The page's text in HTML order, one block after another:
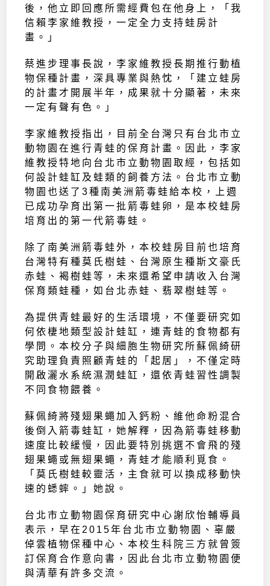
後，他立即回應所需經費包在他身上，「我
信賴李家維教授，一定全力支持蛙房計
畫。」
蔡進步理事長說，李家維教授長期推行動植
物保種計畫，深具專業與熱忱，「建立蛙房
的計畫才開展半年，成果就十分顯著，未來
一定有聲有色。」
李家維教授指出，目前全台灣只有台北市立
動物園在進行青蛙的保育計畫。因此，李家
維教授特地向台北市立動物園取經，包括如
何設計蛙缸及蛙類的飼養方法。台北市立動
物園也送了3種南美洲箭毒蛙給本校，上週
已成功孕育出第一批箭毒蛙卵，是本校蛙房
培育出的第一代箭毒蛙。
除了南美洲箭毒蛙外，本校蛙房目前也培育
台灣特有種莫氏樹蛙、台灣原生種斯文豪氏
赤蛙、褐樹蛙等，未來還希望申請收入台灣
保育類蛙種，如台北赤蛙、翡翠樹蛙等。
為提供青蛙最好的生活環境，不僅要研究如
何依棲地類型設計蛙缸，連青蛙的食物都有
學問。本校分子與細胞生物研究所蘇佩綺研
究助理負責照顧青蛙的「起居」，不僅定時
開啟灑水系統濕潤蛙缸，還依青蛙習性調製
不同食物餵養。
蘇佩綺將殘翅果蠅加入鈣粉、維他命粉混合
後倒入箭毒蛙缸，她解釋，因為箭毒蛙移動
速度比較緩慢，因此要特別挑選不會飛的殘
翅果蠅或無翅果蠅，青蛙才能順利覓食。
「莫氏樹蛙較靈活，主食就可以換成移動快
速的蟋蟀。」她說。
台北市立動物園保育研究中心謝欣怡輔導員
表示，早在2015年台北市立動物園、辜嚴
倬雲植物保種中心、本校生科院三方就曾簽
訂保育合作意向書，因此台北市立動物園便
與清華有許多交流。